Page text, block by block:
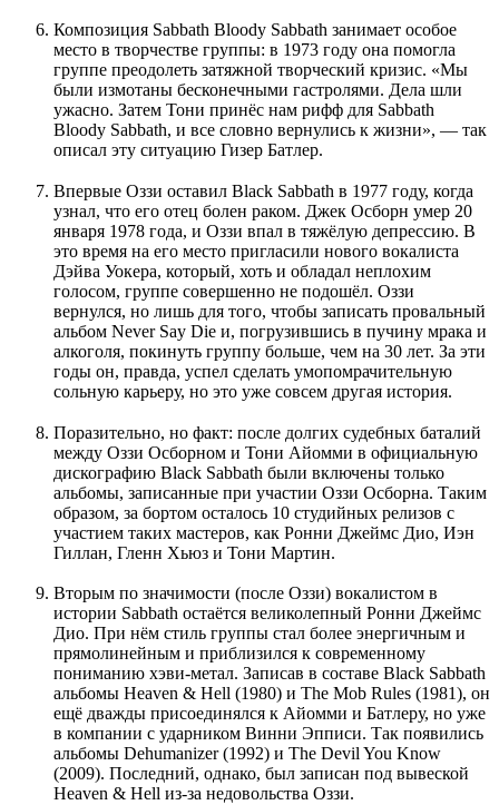
Композиция Sabbath Bloody Sabbath занимает особое
место в творчестве группы: в 1973 году она помогла
группе преодолеть затяжной творческий кризис. «Мы
были измотаны бесконечными гастролями. Дела шли
ужасно. Затем Тони принёс нам рифф для Sabbath
Bloody Sabbath, и все словно вернулись к жизни», — так
описал эту ситуацию Гизер Батлер.
Впервые Оззи оставил Black Sabbath в 1977 году, когда
узнал, что его отец болен раком. Джек Осборн умер 20
января 1978 года, и Оззи впал в тяжёлую депрессию. В
это время на его место пригласили нового вокалиста
Дэйва Уокера, который, хоть и обладал неплохим
голосом, группе совершенно не подошёл. Оззи
вернулся, но лишь для того, чтобы записать провальный
альбом Never Say Die и, погрузившись в пучину мрака и
алкоголя, покинуть группу больше, чем на 30 лет. За эти
годы он, правда, успел сделать умопомрачительную
сольную карьеру, но это уже совсем другая история.
Поразительно, но факт: после долгих судебных баталий
между Оззи Осборном и Тони Айомми в официальную
дискографию Black Sabbath были включены только
альбомы, записанные при участии Оззи Осборна. Таким
образом, за бортом осталось 10 студийных релизов с
участием таких мастеров, как Ронни Джеймс Дио, Иэн
Гиллан, Гленн Хьюз и Тони Мартин.
Вторым по значимости (после Оззи) вокалистом в
истории Sabbath остаётся великолепный Ронни Джеймс
Дио. При нём стиль группы стал более энергичным и
прямолинейным и приблизился к современному
пониманию хэви-метал. Записав в составе Black Sabbath
альбомы Heaven & Hell (1980) и The Mob Rules (1981), он
ещё дважды присоединялся к Айомми и Батлеру, но уже
в компании с ударником Винни Эпписи. Так появились
альбомы Dehumanizer (1992) и The Devil You Know
(2009). Последний, однако, был записан под вывеской
Heaven & Hell из-за недовольства Оззи.